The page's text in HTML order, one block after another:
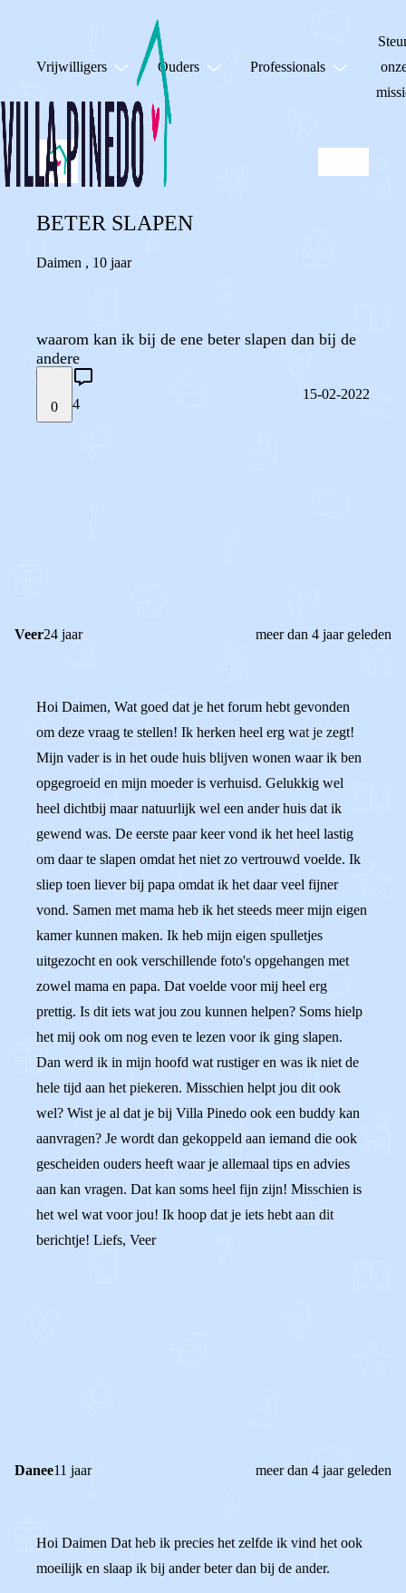
Vrijwilligers Ouders Professionals
BETER SLAPEN
Daimen , 10 jaar
waarom kan ik bij de ene beter slapen dan bij de
andere
0 4
15-02-2022
Veer24 jaar meer dan 4 jaar geleden
Hoi Daimen, Wat goed dat je het forum hebt gevonden
om deze vraag te stellen! Ik herken heel erg wat je zegt!
Mijn vader is in het oude huis blijven wonen waar ik ben
opgegroeid en mijn moeder is verhuisd. Gelukkig wel
heel dichtbij maar natuurlijk wel een ander huis dat ik
gewend was. De eerste paar keer vond ik het heel lastig
om daar te slapen omdat het niet zo vertrouwd voelde. Ik
sliep toen liever bij papa omdat ik het daar veel fijner
vond. Samen met mama heb ik het steeds meer mijn eigen
kamer kunnen maken. Ik heb mijn eigen spulletjes
uitgezocht en ook verschillende foto's opgehangen met
zowel mama en papa. Dat voelde voor mij heel erg
prettig. Is dit iets wat jou zou kunnen helpen? Soms hielp
het mij ook om nog even te lezen voor ik ging slapen.
Dan werd ik in mijn hoofd wat rustiger en was ik niet de
hele tijd aan het piekeren. Misschien helpt jou dit ook
wel? Wist je al dat je bij Villa Pinedo ook een buddy kan
aanvragen? Je wordt dan gekoppeld aan iemand die ook
gescheiden ouders heeft waar je allemaal tips en advies
aan kan vragen. Dat kan soms heel fijn zijn! Misschien is
het wel wat voor jou! Ik hoop dat je iets hebt aan dit
berichtje! Liefs, Veer
Danee11 jaar meer dan 4 jaar geleden
Hoi Daimen Dat heb ik precies het zelfde ik vind het ook
moeilijk en slaap ik bij ander beter dan bij de ander.